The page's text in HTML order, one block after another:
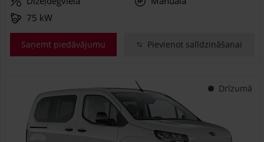
75 kW
Saņemt piedāvājumu Pievienot salīdzināšanai
Drīzumā